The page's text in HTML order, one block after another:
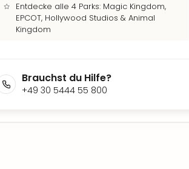
Entdecke alle 4 Parks: Magic Kingdom,
EPCOT, Hollywood Studios & Animal
Kingdom
Brauchst du Hilfe?
+49 30 5444 55 800